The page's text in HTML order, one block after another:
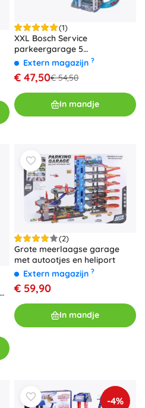
(1)
XXL Bosch Service
parkeergarage 5
verdiepingen 85 cm van Klein
+ 2 autootjes
Extern magazijn ?
€ 47,50€ 54,50
In mandje
(2)
Grote meerlaagse garage
met autootjes en heliport
Extern magazijn ?
€ 59,90
In mandje
-4%